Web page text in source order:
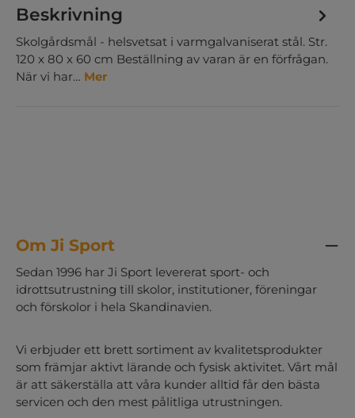
Beskrivning
Skolgårdsmål - helsvetsat i varmgalvaniserat stål. Str.
120 x 80 x 60 cm Beställning av varan är en förfrågan.
När vi har… Mer
Om Ji Sport
Sedan 1996 har Ji Sport levererat sport- och
idrottsutrustning till skolor, institutioner, föreningar
och förskolor i hela Skandinavien.
Vi erbjuder ett brett sortiment av kvalitetsprodukter
som främjar aktivt lärande och fysisk aktivitet. Vårt mål
är att säkerställa att våra kunder alltid får den bästa
servicen och den mest pålitliga utrustningen.